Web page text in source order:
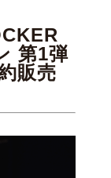
第1弾
販売